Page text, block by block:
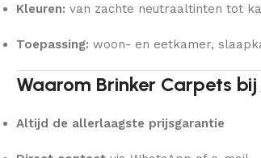
Kleuren: van zachte neutraaltinten tot
Toepassing: woon- en eetkamer,
Waarom Brinker Carpets
Altijd de allerlaagste prijsgarantie